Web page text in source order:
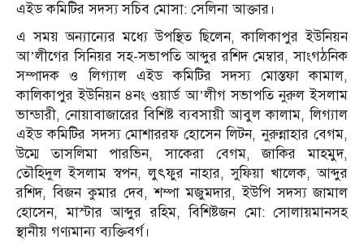
এইড কমিটির সদস্য সচিব মোসা: সেলিনা আক্তার।
এ সময় অন্যান্যের মধ্যে উপস্থিত ছিলেন, কালিকাপুর ইউনিয়ন
আ’লীগের সিনিয়র সহ-সভাপতি আব্দুর রশিদ মেম্বার, সাংগঠনিক
সম্পাদক ও লিগ্যাল এইড কমিটির সদস্য মোস্তফা কামাল,
কালিকাপুর ইউনিয়ন ৪নং ওয়ার্ড আ’লীগ সভাপতি নুরুল ইসলাম
ভান্ডারী, নোয়াবাজারের বিশিষ্ট ব্যবসায়ী আবুল কালাম, লিগ্যাল
এইড কমিটির সদস্য মোশাররফ হোসেন লিটন, নুরুন্নাহার বেগম,
উম্মে তাসলিমা পারভিন, সাকেরা বেগম, জাকির মাহমুদ,
তৌহিদুল ইসলাম স্বপন, লুৎফুর নাহার, সুফিয়া খালেক, আব্দুর
রশিদ, বিজন কুমার দেব, শম্পা মজুমদার, ইউপি সদস্য জামাল
হোসেন, মাস্টার আব্দুর রহিম, বিশিষ্টজন মো: সোলায়মানসহ
স্থানীয় গণ্যমান্য ব্যক্তিবর্গ।